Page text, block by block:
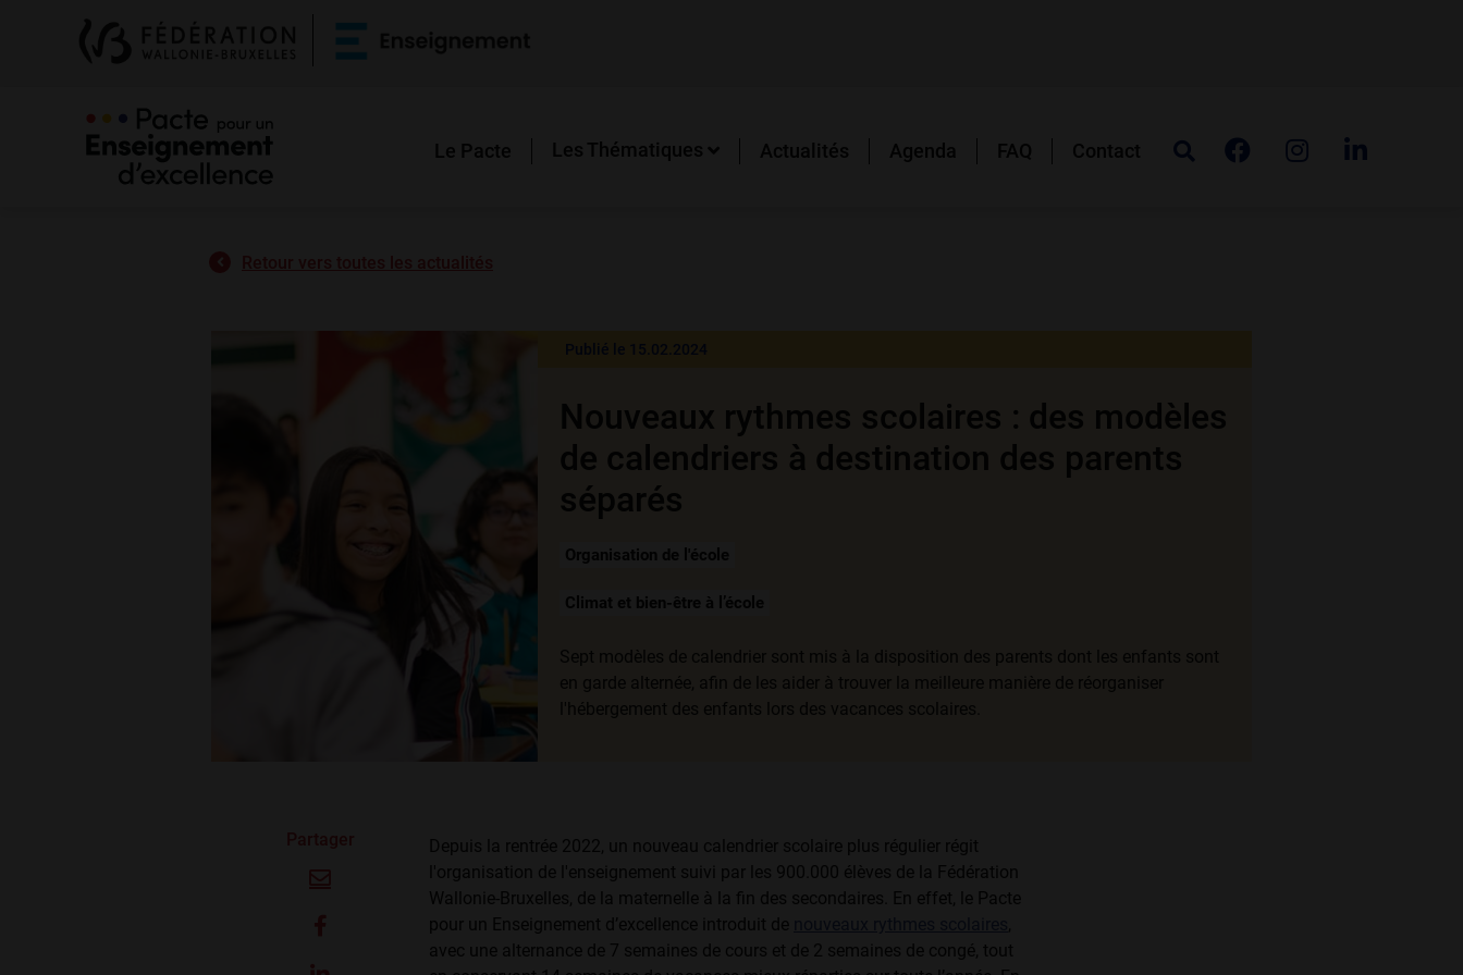
Le Pacte Les Thématiques Actualités Agenda FAQ Contact
Publié le 15.02.2024
Nouveaux rythmes scolaires : des modèles
de calendriers à destination des parents
séparés
Organisation de l'école
Climat et bien-être à l’école
Sept modèles de calendrier sont mis à la disposition des parents dont les enfants sont
en garde alternée, afin de les aider à trouver la meilleure manière de réorganiser
l'hébergement des enfants lors des vacances scolaires.
Depuis la rentrée 2022, un nouveau calendrier scolaire plus régulier régit
l'organisation de l'enseignement suivi par les 900.000 élèves de la Fédération
Wallonie-Bruxelles, de la maternelle à la fin des secondaires. En effet, le Pacte
pour un Enseignement d’excel­lence introduit de
,
avec une alternance de 7 semaines de cours et de 2 semaines de congé, tout